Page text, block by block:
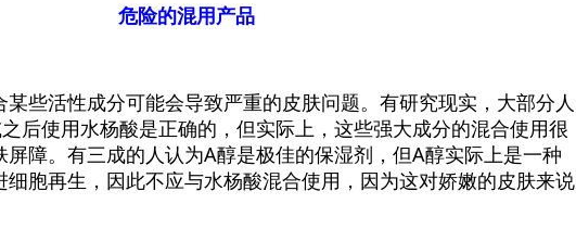
危险的混用产品
些活性成分可能会导致严重的皮肤问题。有研究现实，大部分人
后使用水杨酸是正确的，但实际上，这些强大成分的混合使用很
障。有三成的人认为A醇是极佳的保湿剂，但A醇实际上是一种
胞再生，因此不应与水杨酸混合使用，因为这对娇嫩的皮肤来说